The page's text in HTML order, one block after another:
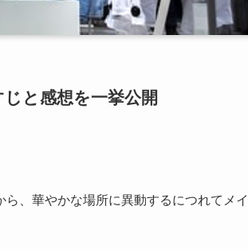
と感想を一挙公開
、華やかな場所に異動するにつれてメイ